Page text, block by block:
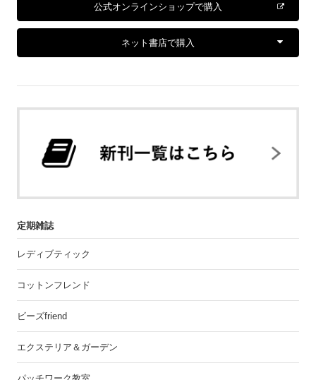
公式オンラインショップで購入
ネット書店で購入
定期雑誌
レディブティック
コットンフレンド
ビーズfriend
エクステリア＆ガーデン